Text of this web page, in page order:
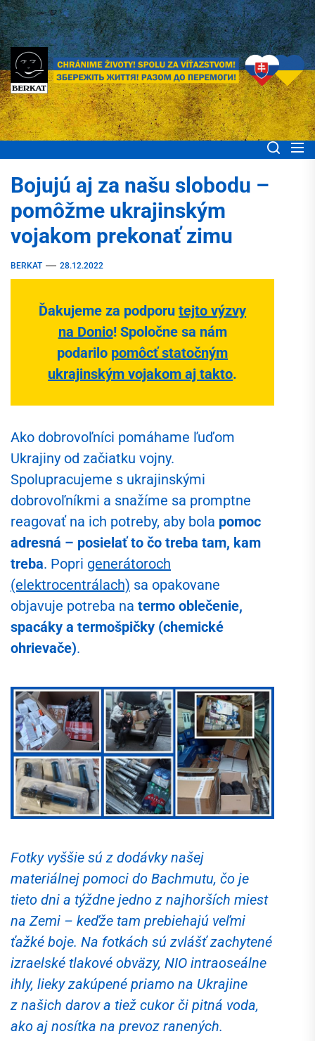
Skip
to
the
content
BERKAT Spoločne
pomáhame ľuďom
Ukrajiny
Chránime životy! Spolu za víťazstvom! Збережіть життя! Разом до
перемоги!
Bojujú aj za našu slobodu –
pomôžme ukrajinským
vojakom prekonať zimu
BERKAT 28.12.2022
Ďakujeme za podporutejto výzvy
na Donio! Spoločne sa nám
podarilo pomôcť statočným
ukrajinským vojakom aj takto.
Ako dobrovoľníci pomáhame ľuďom
Ukrajiny od začiatku vojny.
Spolupracujeme s ukrajinskými
dobrovoľníkmi a snažíme sa promptne
reagovať na ich potreby, aby bola pomoc
adresná – posielať to čo treba tam, kam
treba. Popri generátoroch
(elektrocentrálach) sa opakovane
objavuje potreba na termo oblečenie,
spacáky a termošpičky (chemické
ohrievače).
Fotky vyššie sú z dodávky našej
materiálnej pomoci do Bachmutu, čo je
tieto dni a týždne jedno z najhorších miest
na Zemi – keďže tam prebiehajú veľmi
ťažké boje. Na fotkách sú zvlášť zachytené
izraelské tlakové obväzy, NIO intraoseálne
ihly, lieky zakúpené priamo na Ukrajine
z našich darov a tiež cukor či pitná voda,
ako aj nosítka na prevoz ranených.